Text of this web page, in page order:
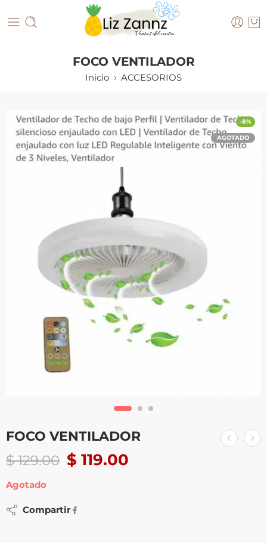
FOCO VENTILADOR
Inicio ACCESORIOS
-8%
AGOTADO
FOCO VENTILADOR
$129.00 $ 119.00
Agotado
Compartir